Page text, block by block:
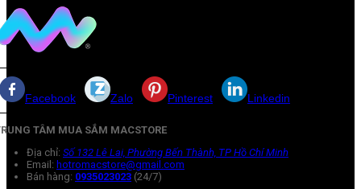
Facebook Zalo Pinterest Linkedin
TÂM MUA SẮM MACSTORE
Địa chỉ: Số 132 Lê Lai, Phường Bến Thành, TP Hồ Chí Minh
Email: hotromacstore@gmail.com
Bán hàng: 0935023023 (24/7)